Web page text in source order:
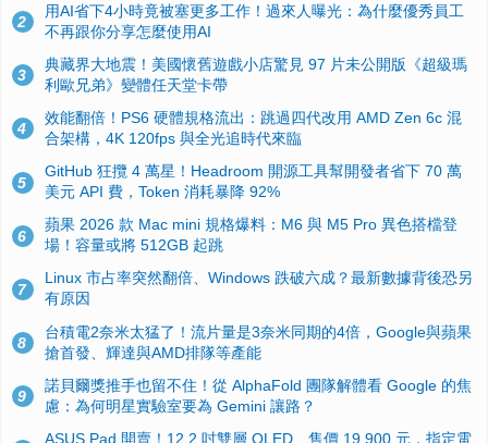
2
用AI省下4小時竟被塞更多工作！過來人曝光：為什麼優秀員工
不再跟你分享怎麼使用AI
3
典藏界大地震！美國懷舊遊戲小店驚見 97 片未公開版《超級瑪
利歐兄弟》變體任天堂卡帶
4
效能翻倍！PS6 硬體規格流出：跳過四代改用 AMD Zen 6c 混
合架構，4K 120fps 與全光追時代來臨
5
GitHub 狂攬 4 萬星！Headroom 開源工具幫開發者省下 70 萬
美元 API 費，Token 消耗暴降 92%
6
蘋果 2026 款 Mac mini 規格爆料：M6 與 M5 Pro 異色搭檔登
場！容量或將 512GB 起跳
7
Linux 市占率突然翻倍、Windows 跌破六成？最新數據背後恐另
有原因
8
台積電2奈米太猛了！流片量是3奈米同期的4倍，Google與蘋果
搶首發、輝達與AMD排隊等產能
9
諾貝爾獎推手也留不住！從 AlphaFold 團隊解體看 Google 的焦
慮：為何明星實驗室要為 Gemini 讓路？
ASUS Pad 開賣！12.2 吋雙層 OLED、售價 19,900 元，指定電